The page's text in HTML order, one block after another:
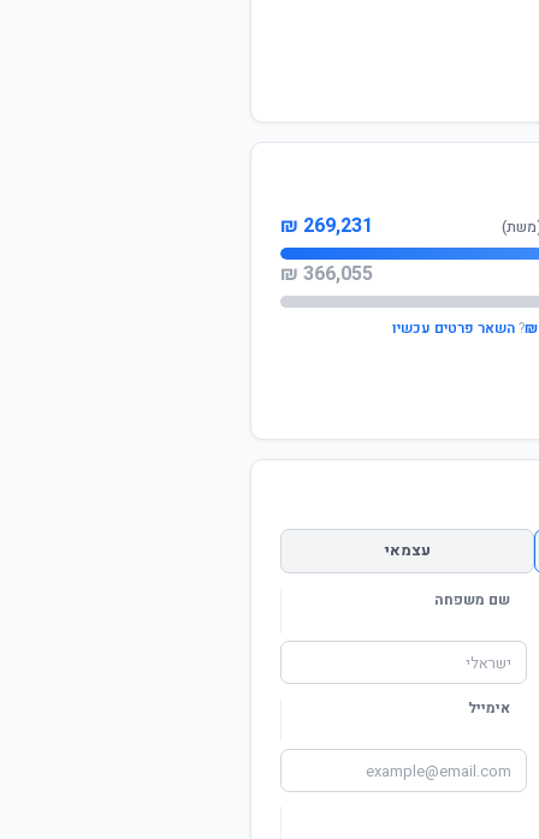
269,231 ₪
366,055 ₪
?השאר פרטים עכשיו
עצמאי
שם משפחה
אימייל